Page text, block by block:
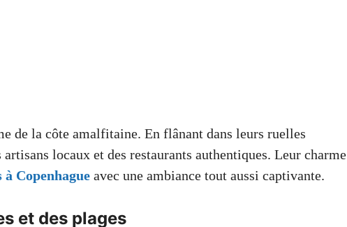
de la côte amalfitaine. En flânant dans leurs ruelles
locaux et des restaurants authentiques. Leur charme
Copenhague avec une ambiance tout aussi captivante.
et des plages